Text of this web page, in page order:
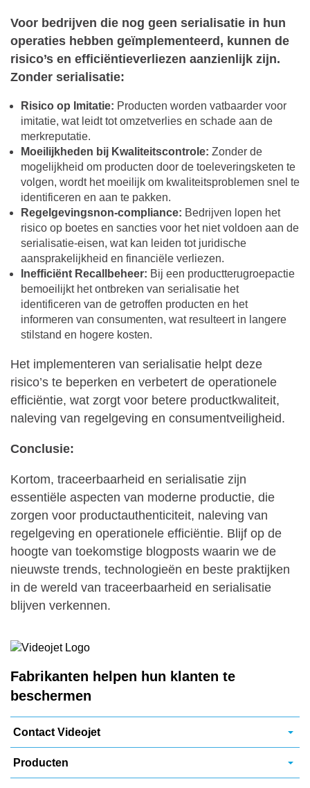
Voor bedrijven die nog geen serialisatie in hun
operaties hebben geïmplementeerd, kunnen de
risico’s en efficiëntieverliezen aanzienlijk zijn.
Zonder serialisatie:
Risico op Imitatie: Producten worden vatbaarder voor
imitatie, wat leidt tot omzetverlies en schade aan de
merkreputatie.
Moeilijkheden bij Kwaliteitscontrole: Zonder de
mogelijkheid om producten door de toeleveringsketen te
volgen, wordt het moeilijk om kwaliteitsproblemen snel te
identificeren en aan te pakken.
Regelgevingsnon-compliance: Bedrijven lopen het
risico op boetes en sancties voor het niet voldoen aan de
serialisatie-eisen, wat kan leiden tot juridische
aansprakelijkheid en financiële verliezen.
Inefficiënt Recallbeheer: Bij een productterugroepactie
bemoeilijkt het ontbreken van serialisatie het
identificeren van de getroffen producten en het
informeren van consumenten, wat resulteert in langere
stilstand en hogere kosten.
Het implementeren van serialisatie helpt deze
risico’s te beperken en verbetert de operationele
efficiëntie, wat zorgt voor betere productkwaliteit,
naleving van regelgeving en consumentveiligheid.
Conclusie:
Kortom, traceerbaarheid en serialisatie zijn
essentiële aspecten van moderne productie, die
zorgen voor productauthenticiteit, naleving van
regelgeving en operationele efficiëntie. Blijf op de
hoogte van toekomstige blogposts waarin we de
nieuwste trends, technologieën en beste praktijken
in de wereld van traceerbaarheid en serialisatie
blijven verkennen.
Fabrikanten helpen hun klanten te
beschermen
Contact Videojet
Producten